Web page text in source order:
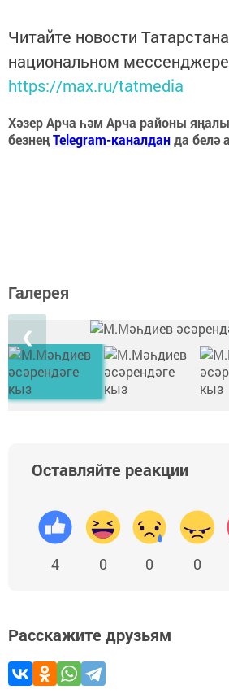
Читайте новости
национальном
https://max.ru/tatmedia
Хәзер Арча һәм Арча районы
безнеңTelegram-каналданда белә
Галерея
❮
Оставляйте реакции
4 0 0 0
Расскажите друзьям